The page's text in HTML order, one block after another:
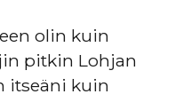
olin kuin
pitkin Lohjan
itseäni kuin